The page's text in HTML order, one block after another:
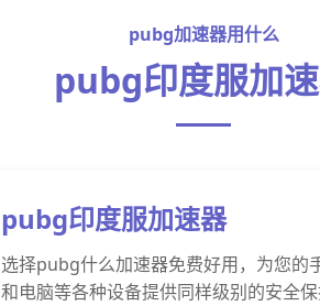
pubg加速器用什么
pubg印度服加
pubg印度服加速器
选择pubg什么加速器免费好用，为您的
和电脑等各种设备提供同样级别的安全